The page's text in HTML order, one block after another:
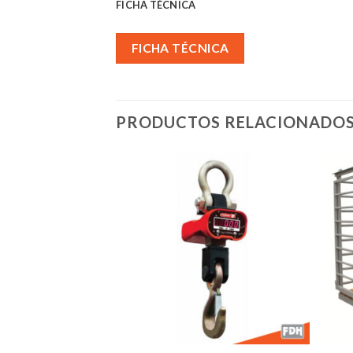
FICHA TÉCNICA
FICHA TÉCNICA
PRODUCTOS RELACIONADOS